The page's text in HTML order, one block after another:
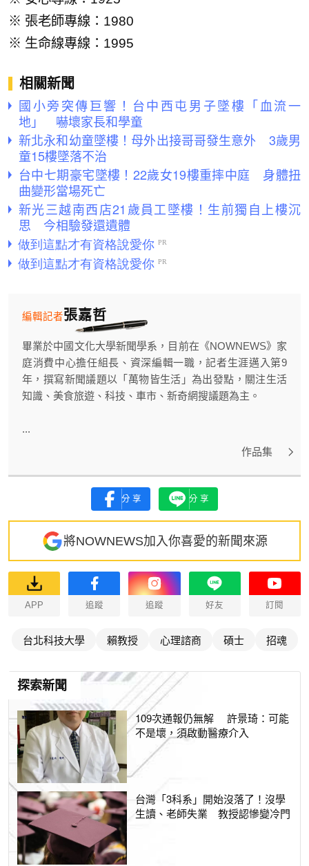
※ 張老師專線：1980
※ 生命線專線：1995
相關新聞
國小旁突傳巨響！台中西屯男子墜樓「血流一
地」 嚇壞家長和學童
新北永和幼童墜樓！母外出接哥哥發生意外 3歲男
童15樓墜落不治
台中七期豪宅墜樓！22歲女19樓重摔中庭 身體扭
曲變形當場死亡
新光三越南西店21歲員工墜樓！生前獨自上樓沉
思 今相驗發還遺體
張嘉哲
編輯記者
畢業於中國文化大學新聞學系，目前在《NOWNEWS》家
庭消費中心擔任組長、資深編輯一職，記者生涯邁入第9
年，撰寫新聞議題以「萬物皆生活」為出發點，關注生活
知識、美食旅遊、科技、車市、新奇網搜議題為主。
...
作品集
分享 分享
將NOWNEWS加入你喜愛的新聞來源
APP 追蹤 追蹤 好友 訂閱
台北科技大學 賴教授 心理諮商 碩士 招魂
探索新聞
109次通報仍無解 許景琦：可能
不是壞，須啟動醫療介入
台灣「3科系」開始沒落了！沒學
生讀、老師失業 教授認慘變冷門